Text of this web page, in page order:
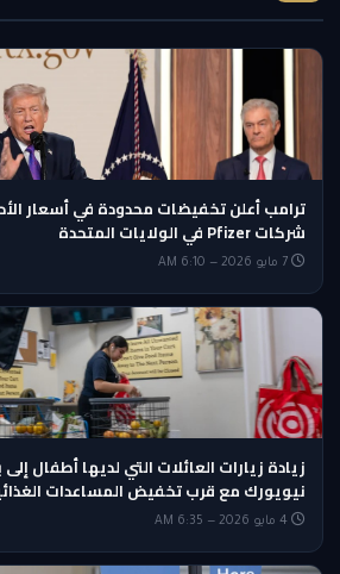
ترامب أعلن تخفيضات محدودة في أسعار
شركات Pfizer في الولايات المتحدة
زيادة زيارات العائلات التي لديها أطفال
نيويورك مع قرب تخفيض المساعدات